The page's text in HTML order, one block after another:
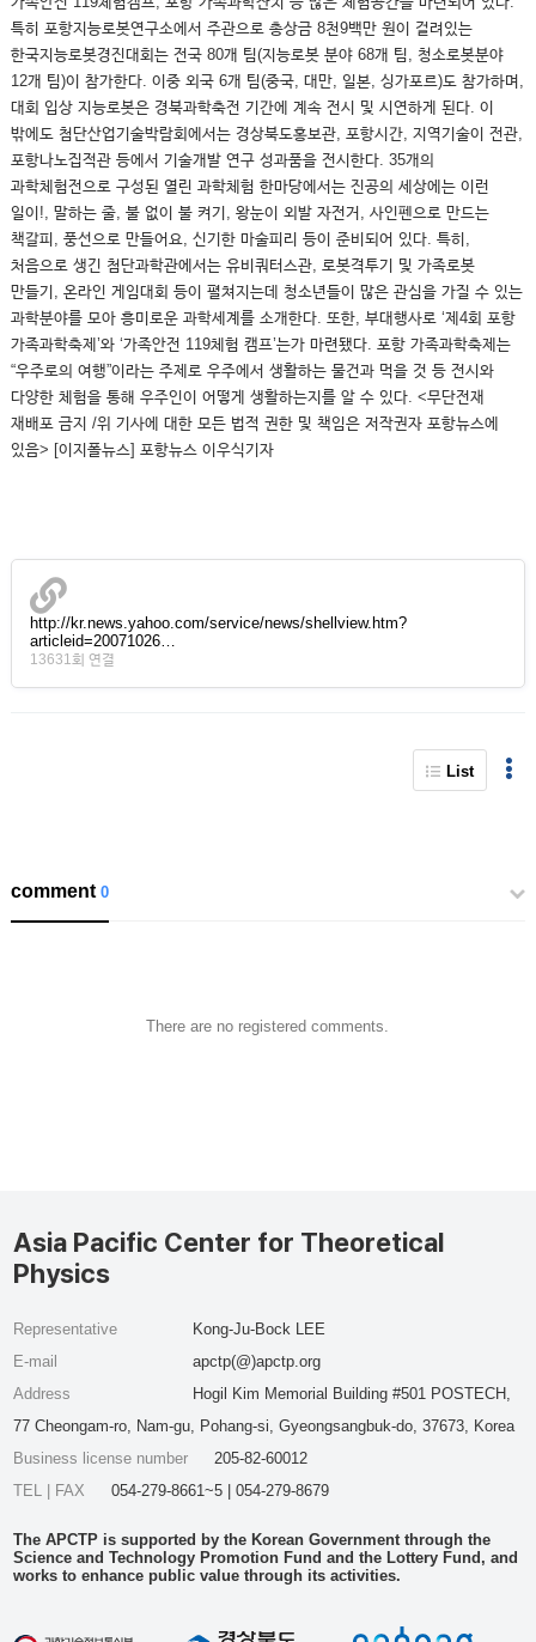
특히 포항지능로봇연구소에서 주관으로 총상금 8천9백만 원이 걸려있는
한국지능로봇경진대회는 전국 80개 팀(지능로봇 분야 68개 팀, 청소로봇분야
12개 팀)이 참가한다. 이중 외국 6개 팀(중국, 대만, 일본, 싱가포르)도 참가하며,
대회 입상 지능로봇은 경북과학축전 기간에 계속 전시 및 시연하게 된다. 이
밖에도 첨단산업기술박람회에서는 경상북도홍보관, 포항시간, 지역기술이 전관,
포항나노집적관 등에서 기술개발 연구 성과품을 전시한다. 35개의
과학체험전으로 구성된 열린 과학체험 한마당에서는 진공의 세상에는 이런
일이!, 말하는 줄, 불 없이 불 켜기, 왕눈이 외발 자전거, 사인펜으로 만드는
책갈피, 풍선으로 만들어요, 신기한 마술피리 등이 준비되어 있다. 특히,
처음으로 생긴 첨단과학관에서는 유비쿼터스관, 로봇격투기 및 가족로봇
만들기, 온라인 게임대회 등이 펼쳐지는데 청소년들이 많은 관심을 가질 수 있는
과학분야를 모아 흥미로운 과학세계를 소개한다. 또한, 부대행사로 ‘제4회 포항
가족과학축제’와 ‘가족안전 119체험 캠프’는가 마련됐다. 포항 가족과학축제는
“우주로의 여행”이라는 주제로 우주에서 생활하는 물건과 먹을 것 등 전시와
다양한 체험을 통해 우주인이 어떻게 생활하는지를 알 수 있다. <무단전재
재배포 금지 /위 기사에 대한 모든 법적 권한 및 책임은 저작권자 포항뉴스에
있음> [이지폴뉴스] 포항뉴스 이우식기자
http://kr.news.yahoo.com/service/news/shellview.htm?
articleid=20071026…
13631회 연결
List
comment0
There are no registered comments.
Asia Pacific Center for Theoretical
Physics
Representative
Kong-Ju-Bock LEE
E-mail
apctp(@)apctp.org
Address
Hogil Kim Memorial Building #501 POSTECH,
77 Cheongam-ro, Nam-gu, Pohang-si, Gyeongsangbuk-do, 37673, Korea
Business license number
205-82-60012
TEL | FAX
054-279-8661~5 | 054-279-8679
The APCTP is supported by the Korean Government through the
Science and Technology Promotion Fund and the Lottery Fund, and
works to enhance public value through its activities.